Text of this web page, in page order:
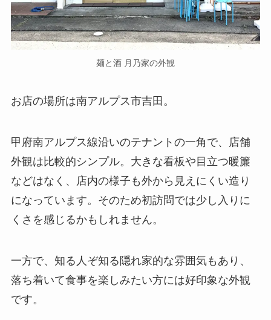
麺と酒 月乃家の外観
お店の場所は南アルプス市吉田。
甲府南アルプス線沿いのテナントの一角で、店舗
外観は比較的シンプル。大きな看板や目立つ暖簾
などはなく、店内の様子も外から見えにくい造り
になっています。そのため初訪問では少し入りに
くさを感じるかもしれません。
一方で、知る人ぞ知る隠れ家的な雰囲気もあり、
落ち着いて食事を楽しみたい方には好印象な外観
です。